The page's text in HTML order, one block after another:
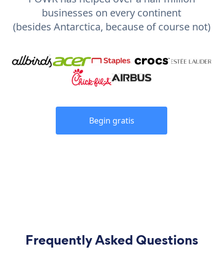
businesses on every continent
(besides Antarctica, because of course not)
Begin gratis
Frequently Asked Questions